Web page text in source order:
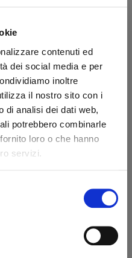
contenuti ed
dei social media e per
inoltre
il nostro sito con i
di analisi dei dati web,
potrebbero combinarle
loro o che hanno
servizi.
placcato argento e
IVA inclusa
106,97 € IVA esclusa